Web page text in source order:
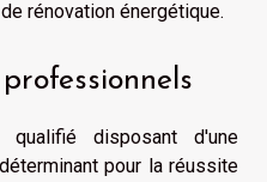
rénovation énergétique.
qualifié disposant d'une
pour la réussite